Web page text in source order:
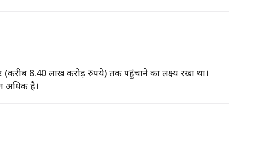
(करीब 8.40 लाख करोड़ रुपये) तक पहुंचाने का लक्ष्य रखा था।
अधिक है।